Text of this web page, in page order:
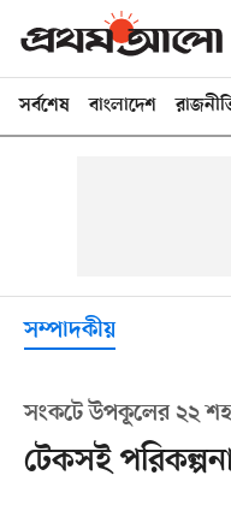
সর্বশেষ বাংলাদেশ
সম্পাদকীয়
সংকটে উপকূলের ২২
টেকসই